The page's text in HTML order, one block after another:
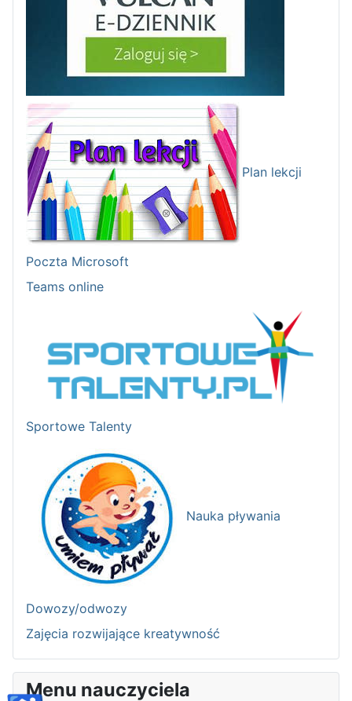
Plan lekcji
Poczta Microsoft
Teams online
Sportowe Talenty
Nauka pływania
Dowozy/odwozy
Zajęcia rozwijające kreatywność
Menu nauczyciela